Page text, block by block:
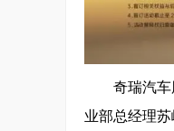
奇瑞汽
业部总经理